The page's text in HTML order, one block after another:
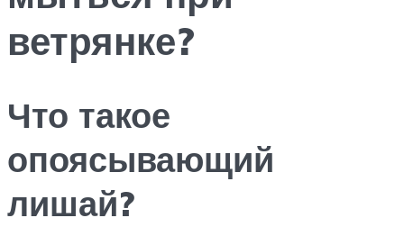
ветрянке?
Что такое
опоясывающий
лишай?